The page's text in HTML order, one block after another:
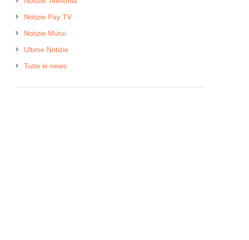
Notizie Pay TV
Notizie Mutui
Ultime Notizie
Tutte le news